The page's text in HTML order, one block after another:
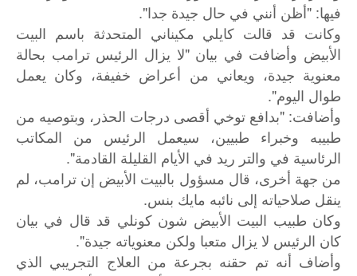
فيها: "أظن أنني في حال جيدة جدا".
وكانت قد قالت كايلي مكيناني المتحدثة باسم البيت
الأبيض وأضافت في بيان "لا يزال الرئيس ترامب بحالة
معنوية جيدة، ويعاني من أعراض خفيفة، وكان يعمل
طوال اليوم".
وأضافت: "بدافع توخي أقصى درجات الحذر، وبتوصيه من
طبيبه وخبراء طبيين، سيعمل الرئيس من المكاتب
الرئاسية في والتر ريد في الأيام القليلة القادمة".
من جهة أخرى، قال مسؤول بالبيت الأبيض إن ترامب، لم
ينقل صلاحياته إلى نائبه مايك بنس.
وكان طبيب البيت الأبيض شون كونلي قد قال في بيان
كان الرئيس لا يزال متعبا ولكن معنوياته جيدة".
وأضاف أنه تم حقنه بجرعة من العلاج التجريبي الذي